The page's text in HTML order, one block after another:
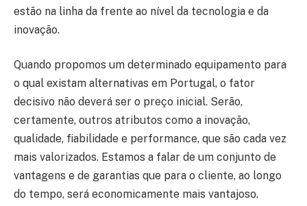
estão na linha da frente ao nível da tecnologia e da
inovação.
Quando propomos um determinado equipamento para
o qual existam alternativas em Portugal, o fator
decisivo não deverá ser o preço inicial. Serão,
certamente, outros atributos como a inovação,
qualidade, fiabilidade e performance, que são cada vez
mais valorizados. Estamos a falar de um conjunto de
vantagens e de garantias que para o cliente, ao longo
do tempo, será economicamente mais vantajoso.